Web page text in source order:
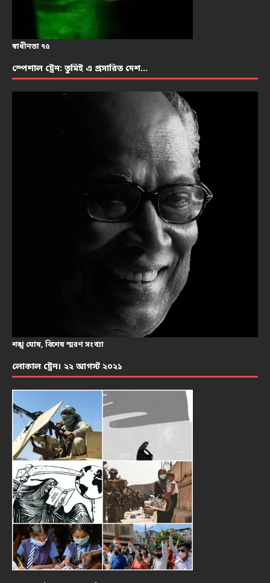
স্বাধীনতা ৭৫
স্পেশাল ট্রেন: তুমিই এ প্রসারিত দেশ…
শঙ্খ ঘোষ, বিশেষ স্মরণ সংখ্যা
লোকাল ট্রেন। ২২ আগস্ট ২০২১